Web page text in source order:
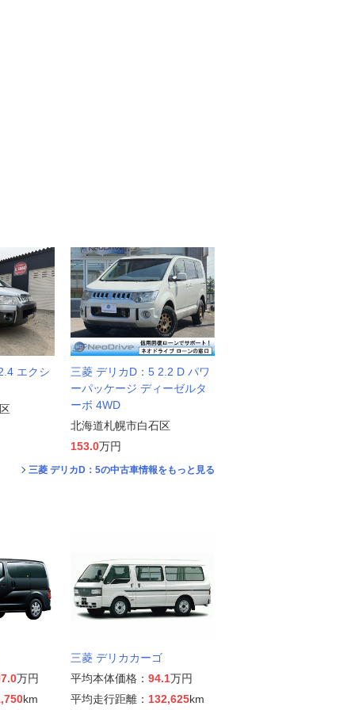
エクシ
三菱 デリカD：5 2.2 D パワ
ーパッケージ ディーゼルタ
ーボ 4WD
北海道札幌市白石区
153.0万円
三菱 デリカD：5の中古車情報をもっと見る
万円
km
三菱 デリカカーゴ
平均本体価格： 94.1万円
平均走行距離： 132,625km